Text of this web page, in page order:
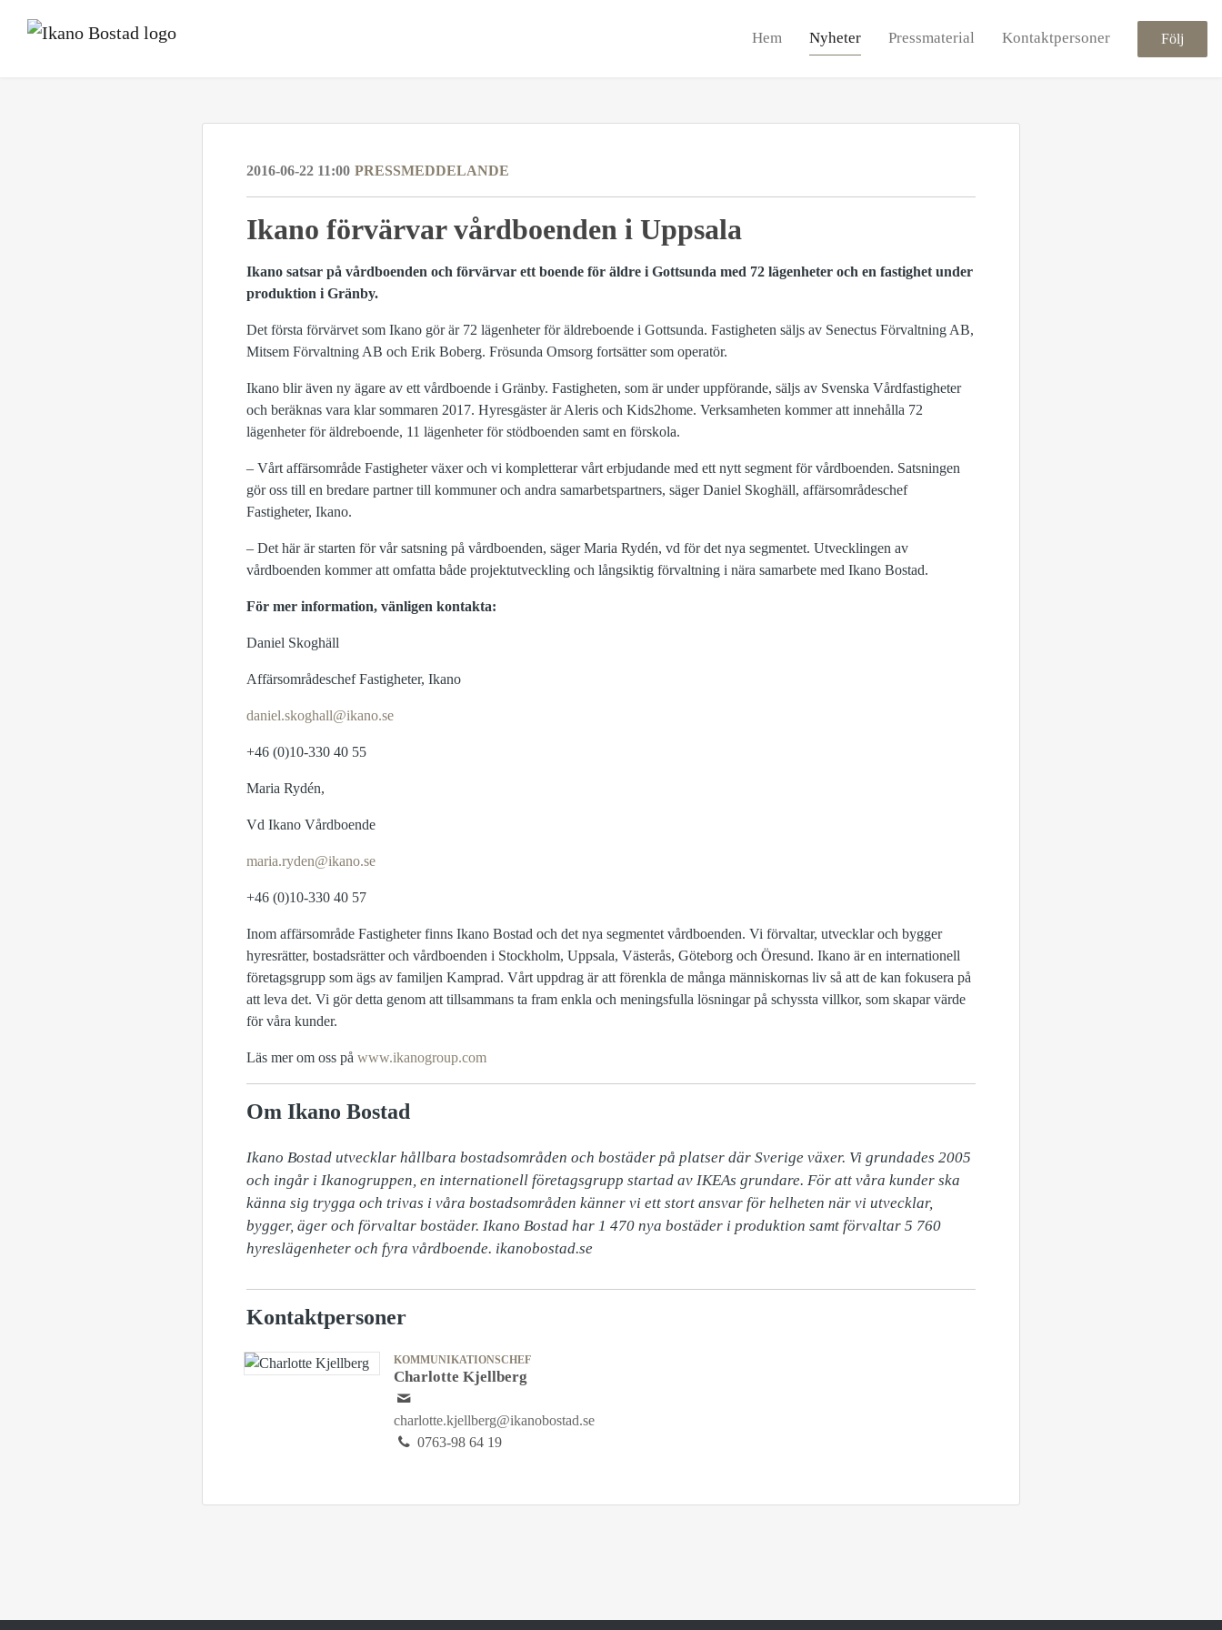
Hem Nyheter Pressmaterial Kontaktpersoner Följ
2016-06-22 11:00 PRESSMEDDELANDE
Ikano förvärvar vårdboenden i Uppsala
Ikano satsar på vårdboenden och förvärvar ett boende för äldre i Gottsunda med 72 lägenheter och en fastighet under
produktion i Gränby.
Det första förvärvet som Ikano gör är 72 lägenheter för äldreboende i Gottsunda. Fastigheten säljs av Senectus Förvaltning AB,
Mitsem Förvaltning AB och Erik Boberg. Frösunda Omsorg fortsätter som operatör.
Ikano blir även ny ägare av ett vårdboende i Gränby. Fastigheten, som är under uppförande, säljs av Svenska Vårdfastigheter
och beräknas vara klar sommaren 2017. Hyresgäster är Aleris och Kids2home. Verksamheten kommer att innehålla 72
lägenheter för äldreboende, 11 lägenheter för stödboenden samt en förskola.
– Vårt affärsområde Fastigheter växer och vi kompletterar vårt erbjudande med ett nytt segment för vårdboenden. Satsningen
gör oss till en bredare partner till kommuner och andra samarbetspartners, säger Daniel Skoghäll, affärsområdeschef
Fastigheter, Ikano.
– Det här är starten för vår satsning på vårdboenden, säger Maria Rydén, vd för det nya segmentet. Utvecklingen av
vårdboenden kommer att omfatta både projektutveckling och långsiktig förvaltning i nära samarbete med Ikano Bostad.
För mer information, vänligen kontakta:
Daniel Skoghäll
Affärsområdeschef Fastigheter, Ikano
daniel.skoghall@ikano.se
+46 (0)10-330 40 55
Maria Rydén,
Vd Ikano Vårdboende
maria.ryden@ikano.se
+46 (0)10-330 40 57
Inom affärsområde Fastigheter finns Ikano Bostad och det nya segmentet vårdboenden. Vi förvaltar, utvecklar och bygger
hyresrätter, bostadsrätter och vårdboenden i Stockholm, Uppsala, Västerås, Göteborg och Öresund. Ikano är en internationell
företagsgrupp som ägs av familjen Kamprad. Vårt uppdrag är att förenkla de många människornas liv så att de kan fokusera på
att leva det. Vi gör detta genom att tillsammans ta fram enkla och meningsfulla lösningar på schyssta villkor, som skapar värde
för våra kunder.
Läs mer om oss på www.ikanogroup.com
Om Ikano Bostad
​Ikano Bostad utvecklar hållbara bostadsområden och bostäder på platser där Sverige växer. Vi grundades 2005
och ingår i Ikanogruppen, en internationell företagsgrupp startad av IKEAs grundare. För att våra kunder ska
känna sig trygga och trivas i våra bostadsområden känner vi ett stort ansvar för helheten när vi utvecklar,
bygger, äger och förvaltar bostäder. Ikano Bostad har 1 470 nya bostäder i produktion samt förvaltar 5 760
hyreslägenheter och fyra vårdboende. ikanobostad.se
Kontaktpersoner
KOMMUNIKATIONSCHEF
Charlotte Kjellberg
charlotte.kjellberg@ikanobostad.se
0763-98 64 19